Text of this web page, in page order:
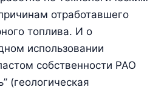
отработавшего
топлива. И о
использовании
собственности РАО
(геологическая